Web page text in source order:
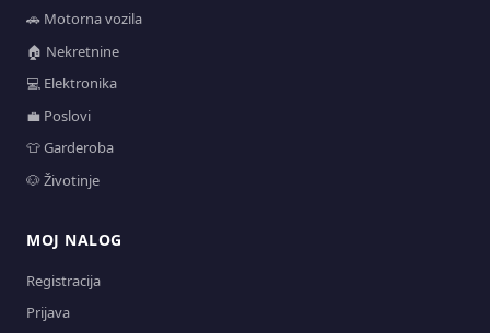
🚗 Motorna vozila
🏠 Nekretnine
💻 Elektronika
💼 Poslovi
👕 Garderoba
🐶 Životinje
MOJ NALOG
Registracija
Prijava